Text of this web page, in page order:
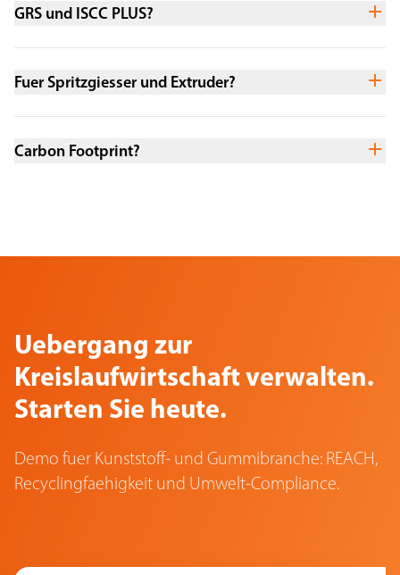
GRS und ISCC PLUS?
Fuer Spritzgiesser und Extruder?
Carbon Footprint?
Uebergang zur
Kreislaufwirtschaft verwalten.
Starten Sie heute.
Demo fuer Kunststoff- und Gummibranche: REACH,
Recyclingfaehigkeit und Umwelt-Compliance.